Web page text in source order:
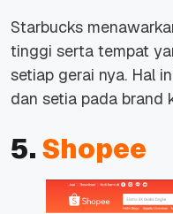
Starbucks
tinggi serta tempat
setiap gerai nya. Hal
dan setia pada brand
5. Shopee